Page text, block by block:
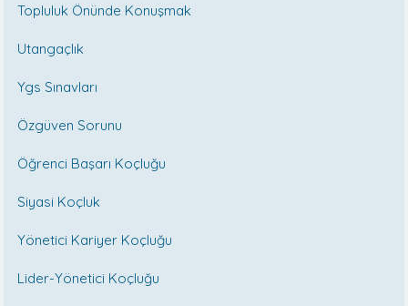
Topluluk Önünde Konuşmak
Utangaçlık
Ygs Sınavları
Özgüven Sorunu
Öğrenci Başarı Koçluğu
Siyasi Koçluk
Yönetici Kariyer Koçluğu
Lider-Yönetici Koçluğu